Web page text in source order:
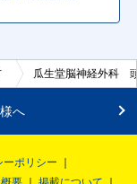
瓜生堂脳神経外科
へ
ーポリシー